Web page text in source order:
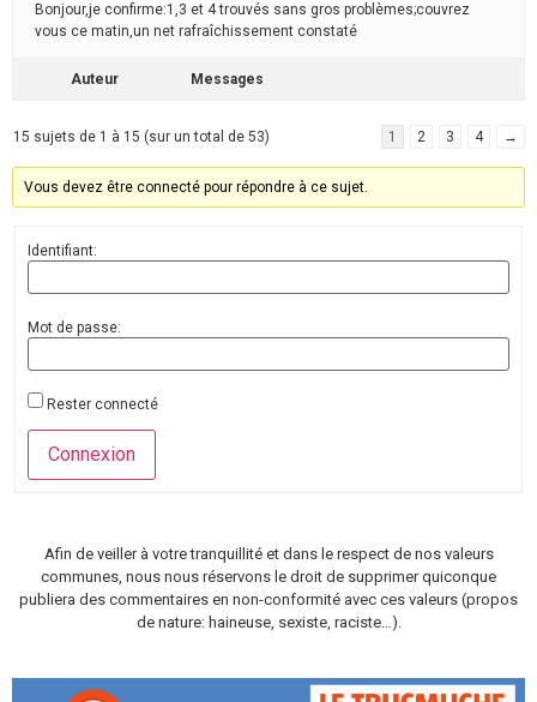
Bonjour,je confirme:1,3 et 4 trouvés sans gros problèmes;couvrez
vous ce matin,un net rafraîchissement constaté
Auteur Messages
15 sujets de 1 à 15 (sur un total de 53) 1 2 3 4 →
Vous devez être connecté pour répondre à ce sujet.
Identifiant:
Mot de passe:
Rester connecté
Connexion
Afin de veiller à votre tranquillité et dans le respect de nos valeurs
communes, nous nous réservons le droit de supprimer quiconque
publiera des commentaires en non-conformité avec ces valeurs (propos
de nature: haineuse, sexiste, raciste…).